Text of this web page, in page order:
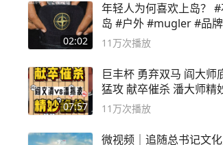
02:02
年轻人为何喜欢上岛？
岛 #户外 #mugler #品
球流氓
11万次播放
07:57
巨丰杯 勇弃双马 阎大师底线
猛攻 献卒催杀 潘大师精妙入
局
11万次播放
微视频｜追随总书记文